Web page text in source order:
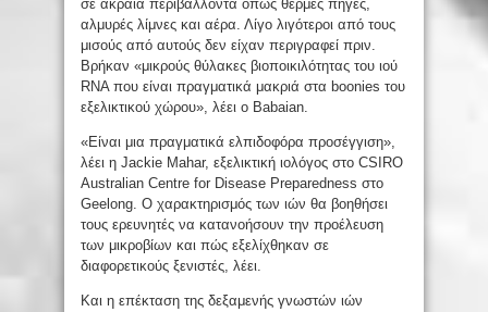
σε ακραία περιβάλλοντα όπως θερμές πηγές,
αλμυρές λίμνες και αέρα. Λίγο λιγότεροι από τους
μισούς από αυτούς δεν είχαν περιγραφεί πριν.
Βρήκαν «μικρούς θύλακες βιοποικιλότητας του ιού
RNA που είναι πραγματικά μακριά στα boonies του
εξελικτικού χώρου», λέει ο Babaian.
«Είναι μια πραγματικά ελπιδοφόρα προσέγγιση»,
λέει η Jackie Mahar, εξελικτική ιολόγος στο CSIRO
Australian Centre for Disease Preparedness στο
Geelong. Ο χαρακτηρισμός των ιών θα βοηθήσει
τους ερευνητές να κατανοήσουν την προέλευση
των μικροβίων και πώς εξελίχθηκαν σε
διαφορετικούς ξενιστές, λέει.
Και η επέκταση της δεξαμενής γνωστών ιών